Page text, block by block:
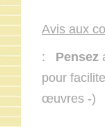
Avis aux
: Pensez
pour
œuvres -)